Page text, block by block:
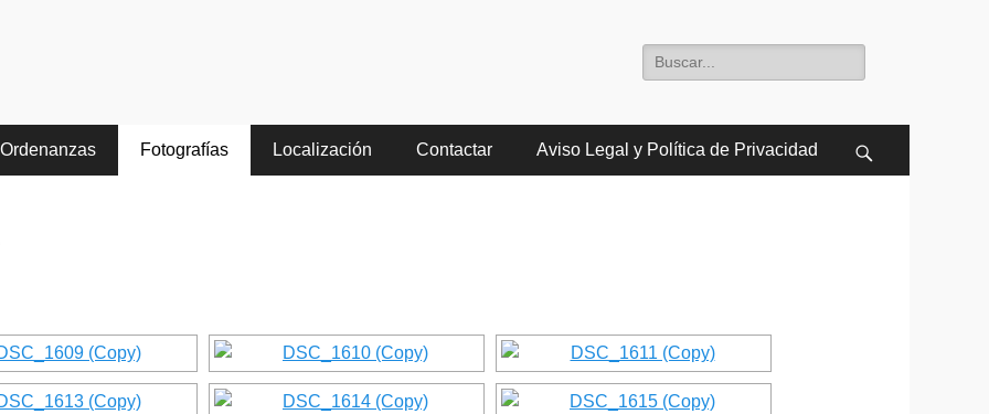
de Aliste Buscar:
Ordenanzas Fotografías Localización Contactar Aviso Legal y Política de Privacidad